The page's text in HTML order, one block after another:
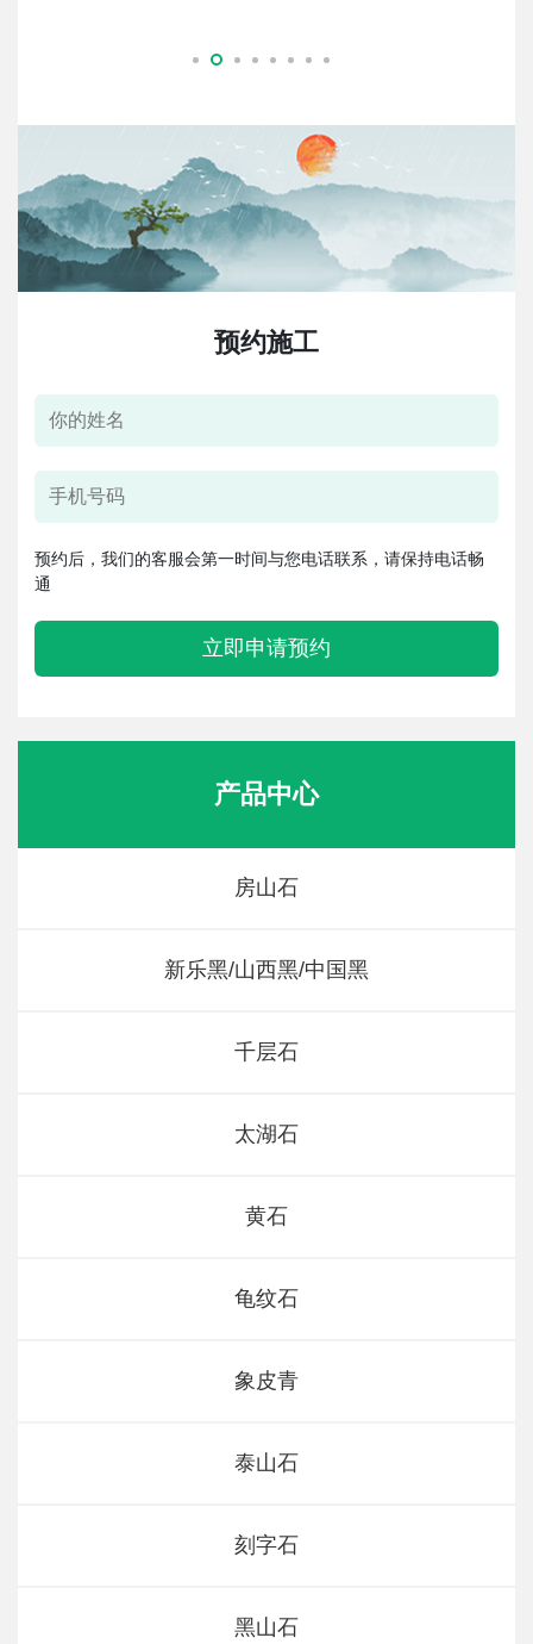
预约施工
预约后，我们的客服会第一时间与您电话联系，请保持电话畅
通
立即申请预约
产品中心
房山石
新乐黑/山西黑/中国黑
千层石
太湖石
黄石
龟纹石
象皮青
泰山石
刻字石
黑山石